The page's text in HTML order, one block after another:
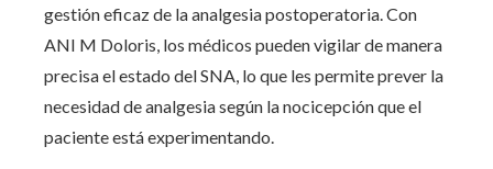
gestión eficaz de la analgesia postoperatoria. Con
ANI M Doloris, los médicos pueden vigilar de manera
precisa el estado del SNA, lo que les permite prever la
necesidad de analgesia según la nocicepción que el
paciente está experimentando.